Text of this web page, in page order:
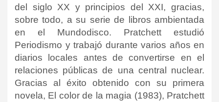
del siglo XX y principios del XXI, gracias,
sobre todo, a su serie de libros ambientada
en el Mundodisco. Pratchett estudió
Periodismo y trabajó durante varios años en
diarios locales antes de convertirse en el
relaciones públicas de una central nuclear.
Gracias al éxito obtenido con su primera
novela, El color de la magia (1983), Pratchett